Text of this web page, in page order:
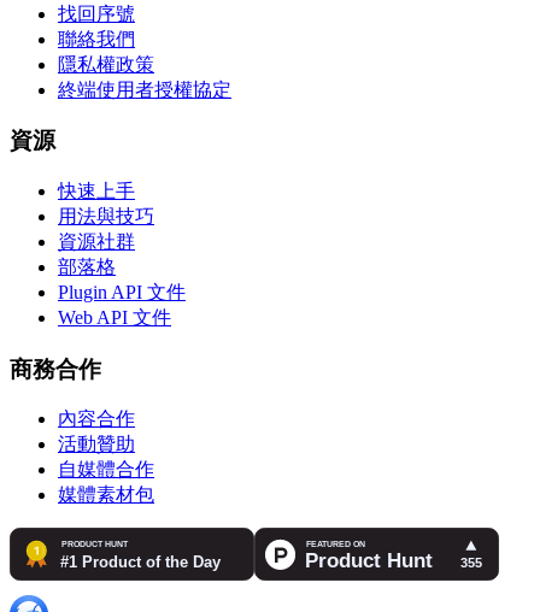
找回序號
聯絡我們
隱私權政策
終端使用者授權協定
資源
快速上手
用法與技巧
資源社群
部落格
Plugin API 文件
Web API 文件
商務合作
內容合作
活動贊助
自媒體合作
媒體素材包